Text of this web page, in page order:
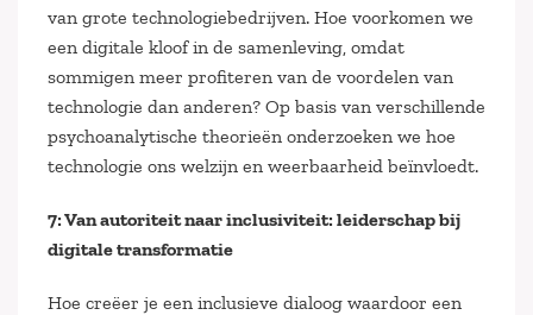
van grote technologiebedrijven. Hoe voorkomen we
een digitale kloof in de samenleving, omdat
sommigen meer profiteren van de voordelen van
technologie dan anderen? Op basis van verschillende
psychoanalytische theorieën onderzoeken we hoe
technologie ons welzijn en weerbaarheid beïnvloedt.
7: Van autoriteit naar inclusiviteit: leiderschap bij
digitale transformatie
Hoe creëer je een inclusieve dialoog waardoor een